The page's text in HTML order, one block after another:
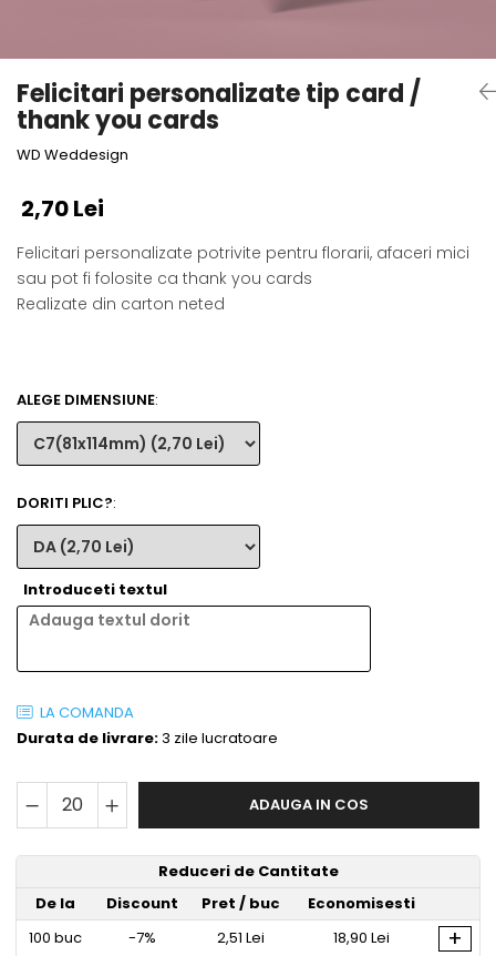
Felicitari personalizate tip card /
thank you cards
WD Weddesign
2,70 Lei
Felicitari personalizate potrivite pentru florarii, afaceri mici
sau pot fi folosite ca thank you cards
Realizate din carton neted
ALEGE DIMENSIUNE:
DORITI PLIC?:
Introduceti textul
LA COMANDA
Durata de livrare:3 zile lucratoare
ADAUGA IN COS
Reduceri de Cantitate
De la
Discount Pret / buc
Economisesti
100 buc -7% 2,51 Lei 18,90 Lei +